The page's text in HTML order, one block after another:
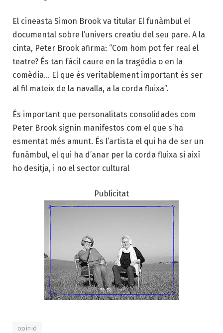
El cineasta Simon Brook va titular El funàmbul el
documental sobre l’univers creatiu del seu pare. A la
cinta, Peter Brook afirma: “Com hom pot fer real el
teatre? És tan fàcil caure en la tragèdia o en la
comèdia… El que és veritablement important és ser
al fil mateix de la navalla, a la corda fluixa”.
És important que personalitats consolidades com
Peter Brook signin manifestos com el que s’ha
esmentat més amunt. És l’artista el qui ha de ser un
funàmbul, el qui ha d’anar per la corda fluixa si així
ho desitja, i no el sector cultural
Publicitat
opinió